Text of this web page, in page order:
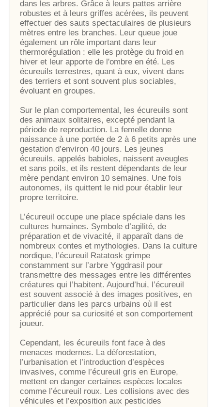
dans les arbres. Grâce à leurs pattes arrière
robustes et à leurs griffes acérées, ils peuvent
effectuer des sauts spectaculaires de plusieurs
mètres entre les branches. Leur queue joue
également un rôle important dans leur
thermorégulation : elle les protège du froid en
hiver et leur apporte de l'ombre en été. Les
écureuils terrestres, quant à eux, vivent dans
des terriers et sont souvent plus sociables,
évoluant en groupes.
Sur le plan comportemental, les écureuils sont
des animaux solitaires, excepté pendant la
période de reproduction. La femelle donne
naissance à une portée de 2 à 6 petits après une
gestation d’environ 40 jours. Les jeunes
écureuils, appelés babioles, naissent aveugles
et sans poils, et ils restent dépendants de leur
mère pendant environ 10 semaines. Une fois
autonomes, ils quittent le nid pour établir leur
propre territoire.
L’écureuil occupe une place spéciale dans les
cultures humaines. Symbole d’agilité, de
préparation et de vivacité, il apparaît dans de
nombreux contes et mythologies. Dans la culture
nordique, l’écureuil Ratatosk grimpe
constamment sur l’arbre Yggdrasil pour
transmettre des messages entre les différentes
créatures qui l’habitent. Aujourd’hui, l’écureuil
est souvent associé à des images positives, en
particulier dans les parcs urbains où il est
apprécié pour sa curiosité et son comportement
joueur.
Cependant, les écureuils font face à des
menaces modernes. La déforestation,
l’urbanisation et l’introduction d’espèces
invasives, comme l’écureuil gris en Europe,
mettent en danger certaines espèces locales
comme l’écureuil roux. Les collisions avec des
véhicules et l’exposition aux pesticides